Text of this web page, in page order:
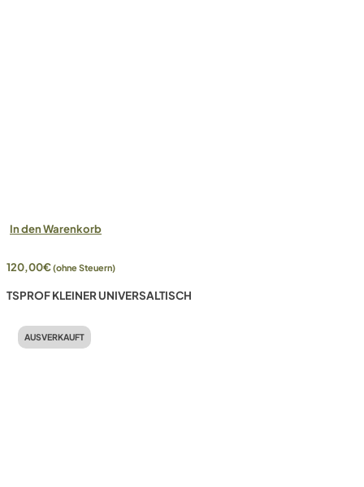
In den Warenkorb
120,00€(ohne Steuern)
TSPROF KLEINER UNIVERSALTISCH
AUSVERKAUFT